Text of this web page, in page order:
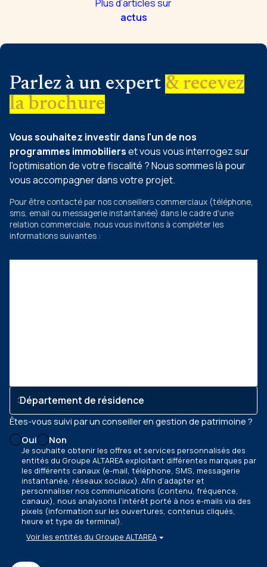
Plus d’articles sur
actus
Parlez à un expert & recevez
la brochure
Vous souhaitez investir dans l'un de nos
programmes immobilierset vous vous interrogez sur
l'optimisation de votre fiscalité ? Nous sommes là pour
vous accompagner dans votre projet.
Pour être contacté par nos conseillers commerciaux (téléphone,
sms, email ou messagerie instantanée) dans le cadre d'une
relation commerciale, nous vous invitons à compléter les
informations suivantes :
Êtes-vous suivi par un conseiller en gestion de patrimoine ?
Oui
Non
Je souhaite obtenir les offres et services personnalisés des
entités du Groupe ALTAREA exploitant différentes marques par
les différents canaux (e-mail, téléphone, SMS, messagerie
instantanée, réseaux sociaux). Afin d’adapter et
personnaliser nos communications (contenu, fréquence,
canaux), nous analysons l’intérêt porté à nos e-mails via des
pixels (information sur les ouvertures, contenus cliqués,
heure et type de terminal).
Voir les entités du Groupe ALTAREA